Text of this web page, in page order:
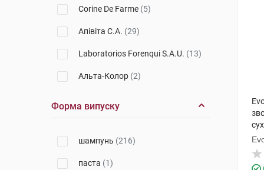
Babe Laboratorios(1)
MartiDerm(4)
Noreva(1)
Nuxe(3)
Forte(1)
Corine De Farme (5)
Апівіта С.А. (29)
Laboratorios Forenqui S.A.U. (13)
Альта-Колор (2)
ТЗМО СА(1)
Лабораторіес Сарбек
ФітоБіоТехнології
Форма випуску
шампунь (216)
паста (1)